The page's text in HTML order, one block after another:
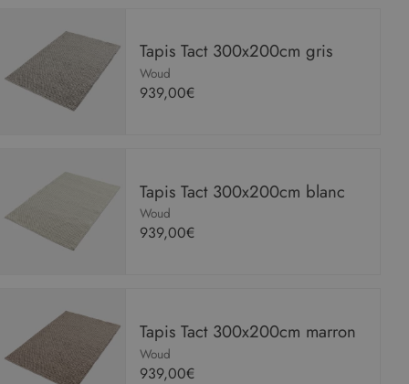
Tapis Tact 300x200cm gris
Woud
939,00€
Tapis Tact 300x200cm blanc
Woud
939,00€
Tapis Tact 300x200cm marron
Woud
939,00€